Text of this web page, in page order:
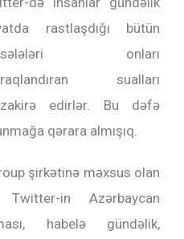
rastlaşdığı bütün
onları
sualları
edirlər. Bu dəfə
qərara almışıq.
şirkətinə məxsus olan
in Azərbaycan
habelə gündəlik,